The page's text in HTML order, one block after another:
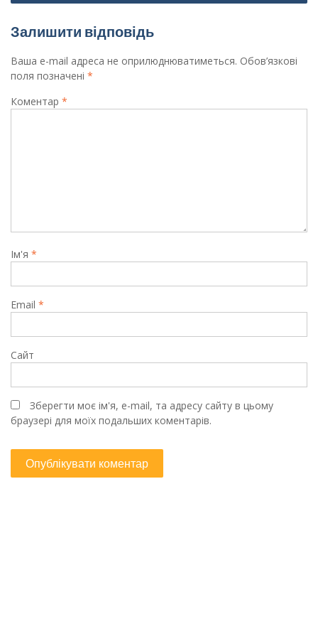
Залишити відповідь
Ваша e-mail адреса не оприлюднюватиметься. Обов’язкові
поля позначені *
Коментар *
Ім'я *
Email *
Сайт
Зберегти моє ім'я, e-mail, та адресу сайту в цьому
браузері для моїх подальших коментарів.